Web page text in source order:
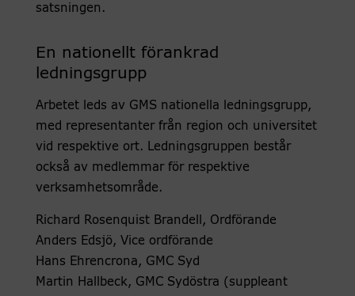
satsningen.
En nationellt förankrad
ledningsgrupp
Arbetet leds av GMS nationella ledningsgrupp,
med representanter från region och universitet
vid respektive ort. Ledningsgruppen består
också av medlemmar för respektive
verksamhetsområde.
Richard Rosenquist Brandell, Ordförande
Anders Edsjö, Vice ordförande
Hans Ehrencrona, GMC Syd
Martin Hallbeck, GMC Sydöstra (suppleant